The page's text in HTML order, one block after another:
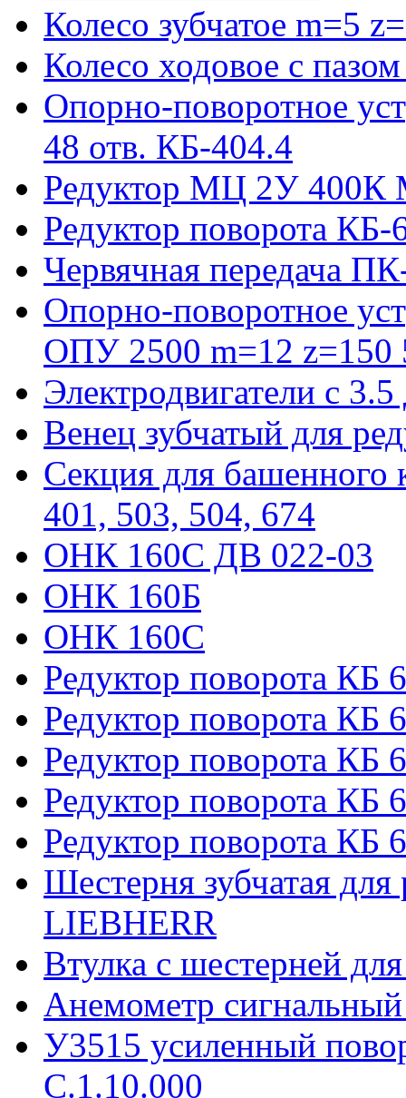
Колесо зубчатое m=5
Колесо ходовое с
Опорно-поворотное
48 отв. КБ-404.4
Редуктор МЦ 2У 400К
Редуктор поворота КБ-
Червячная передача
Опорно-поворотное
ОПУ 2500 m=12 z=150
Электродвигатели с
Венец зубчатый для
Секция для башенного
401, 503, 504, 674
ОНК 160С ДВ 022-03
ОНК 160Б
ОНК 160С
Редуктор поворота КБ
Редуктор поворота КБ
Редуктор поворота КБ
Редуктор поворота КБ
Редуктор поворота КБ
Шестерня зубчатая
LIEBHERR
Втулка с шестерней
Анемометр
У3515 усиленный
С.1.10.000